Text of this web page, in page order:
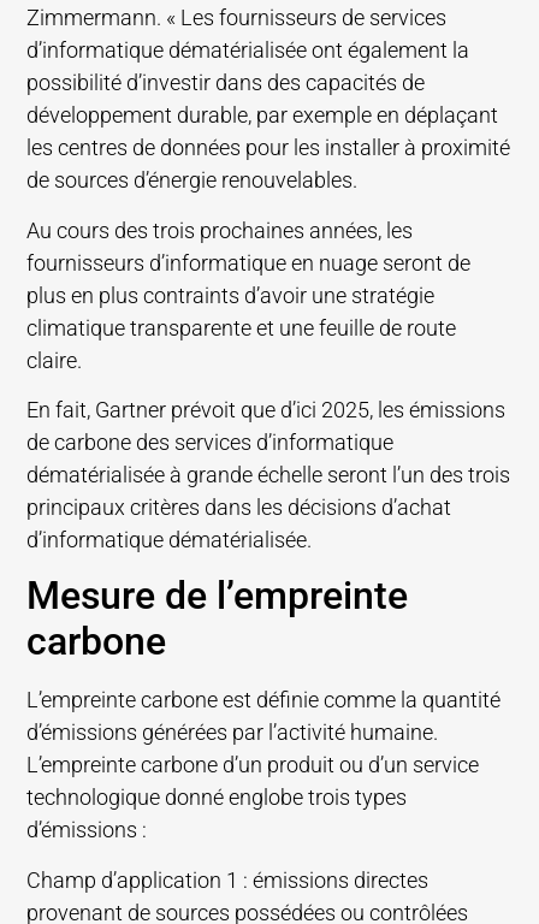
Zimmermann. « Les fournisseurs de services
d’informatique dématérialisée ont également la
possibilité d’investir dans des capacités de
développement durable, par exemple en déplaçant
les centres de données pour les installer à proximité
de sources d’énergie renouvelables.
Au cours des trois prochaines années, les
fournisseurs d’informatique en nuage seront de
plus en plus contraints d’avoir une stratégie
climatique transparente et une feuille de route
claire.
En fait, Gartner prévoit que d’ici 2025, les émissions
de carbone des services d’informatique
dématérialisée à grande échelle seront l’un des trois
principaux critères dans les décisions d’achat
d’informatique dématérialisée.
Mesure de l’empreinte
carbone
L’empreinte carbone est définie comme la quantité
d’émissions générées par l’activité humaine.
L’empreinte carbone d’un produit ou d’un service
technologique donné englobe trois types
d’émissions :
Champ d’application 1 : émissions directes
provenant de sources possédées ou contrôlées